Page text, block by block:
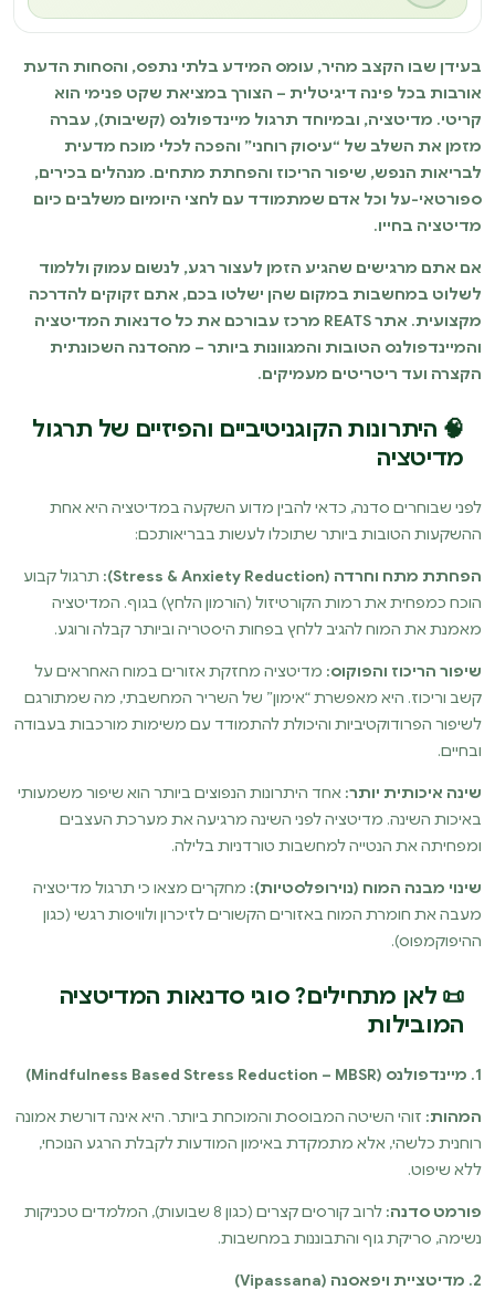
בעידן שבו הקצב מהיר, עומס המידע בלתי נתפס, והסחות הדעת
אורבות בכל פינה דיגיטלית – הצורך במציאת שקט פנימי הוא
קריטי. מדיטציה, ובמיוחד תרגול מיינדפולנס (קשיבות), עברה
מזמן את השלב של “עיסוק רוחני” והפכה לכלי מוכח מדעית
לבריאות הנפש, שיפור הריכוז והפחתת מתחים. מנהלים בכירים,
ספורטאי-על וכל אדם שמתמודד עם לחצי היומיום משלבים כיום
מדיטציה בחייו.
אם אתם מרגישים שהגיע הזמן לעצור רגע, לנשום עמוק וללמוד
לשלוט במחשבות במקום שהן ישלטו בכם, אתם זקוקים להדרכה
מקצועית. אתר REATS מרכז עבורכם את כל סדנאות המדיטציה
והמיינדפולנס הטובות והמגוונות ביותר – מהסדנה השכונתית
הקצרה ועד ריטריטים מעמיקים.
🧠 היתרונות הקוגניטיביים והפיזיים של תרגול
מדיטציה
לפני שבוחרים סדנה, כדאי להבין מדוע השקעה במדיטציה היא אחת
ההשקעות הטובות ביותר שתוכלו לעשות בבריאותכם:
הפחתת מתח וחרדה (Stress & Anxiety Reduction):
תרגול קבוע
הוכח כמפחית את רמות הקורטיזול (הורמון הלחץ) בגוף. המדיטציה
מאמנת את המוח להגיב ללחץ בפחות היסטריה וביותר קבלה ורוגע.
שיפור הריכוז והפוקוס: מדיטציה מחזקת אזורים במוח האחראים על
קשב וריכוז. היא מאפשרת “אימון” של השריר המחשבתי, מה שמתורגם
לשיפור הפרודוקטיביות והיכולת להתמודד עם משימות מורכבות בעבודה
ובחיים.
שינה איכותית יותר: אחד היתרונות הנפוצים ביותר הוא שיפור משמעותי
באיכות השינה. מדיטציה לפני השינה מרגיעה את מערכת העצבים
ומפחיתה את הנטייה למחשבות טורדניות בלילה.
שינוי מבנה המוח (נוירופלסטיות): מחקרים מצאו כי תרגול מדיטציה
מעבה את חומרת המוח באזורים הקשורים לזיכרון ולוויסות רגשי (כגון
ההיפוקמפוס).
📜 לאן מתחילים? סוגי סדנאות המדיטציה
המובילות
1. מיינדפולנס (Mindfulness Based Stress Reduction – MBSR)
המהות: זוהי השיטה המבוססת והמוכחת ביותר. היא אינה דורשת אמונה
רוחנית כלשהי, אלא מתמקדת באימון המודעות לקבלת הרגע הנוכחי,
ללא שיפוט.
פורמט סדנה:
לרוב קורסים קצרים (כגון 8 שבועות), המלמדים טכניקות
נשימה, סריקת גוף והתבוננות במחשבות.
2. מדיטציית ויפאסנה (Vipassana)